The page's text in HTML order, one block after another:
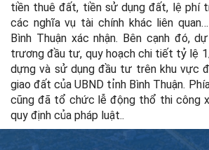
tiền thuê đất, tiền sử dụng đất, lệ phí
các nghĩa vụ tài chính khác liên
Bình Thuận xác nhận. Bên cạnh đó,
trương đầu tư, quy hoạch chi tiết tỷ lệ
dựng và sử dụng đầu tư trên khu vực
giao đất của UBND tỉnh Bình Thuận.
cũng đã tổ chức lễ động thổ thi công
quy định của pháp luật..